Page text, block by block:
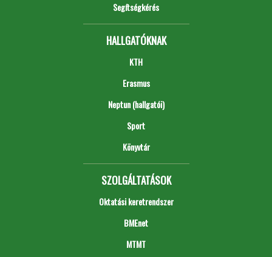
Segítségkérés
HALLGATÓKNAK
KTH
Erasmus
Neptun (hallgatói)
Sport
Könyvtár
SZOLGÁLTATÁSOK
Oktatási keretrendszer
BMEnet
MTMT